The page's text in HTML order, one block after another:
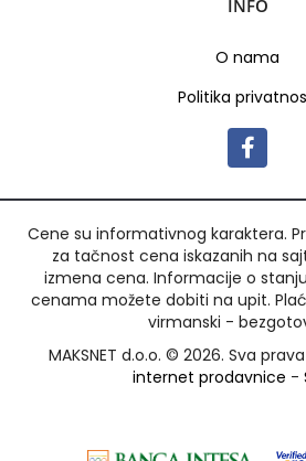
INFO
O nama
Politika
Cene su informativnog karaktera.
za tačnost cena iskazanih na
izmena cena. Informacije o
cenama možete dobiti na upit.
virmanski -
MAKSNET d.o.o. © 2026. Sva
internet prodavnice -